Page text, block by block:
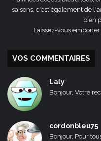
saisons, c'est également de
bien
Laissez-vous
VOS COMMENTAIRES
Laly
Bonjour, Votre
cordonbleu75
Bonjour, Pour